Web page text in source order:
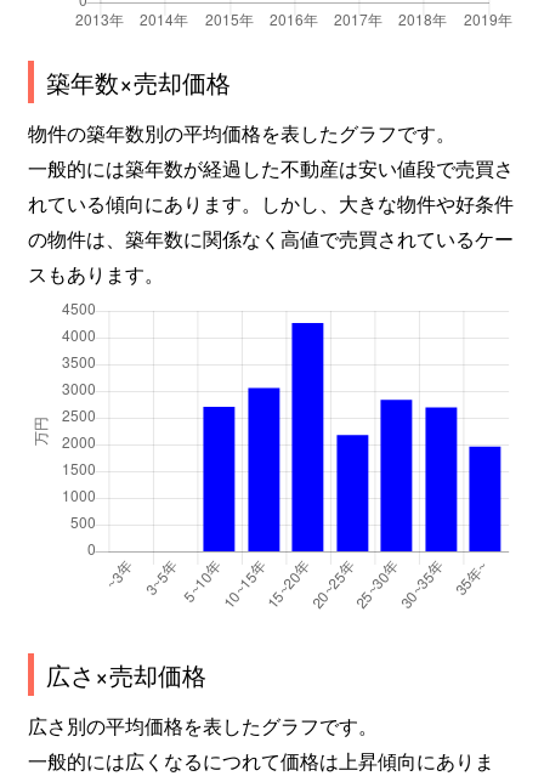
築年数×売却価格
物件の築年数別の平均価格を表したグラフです。
一般的には築年数が経過した不動産は安い値段で売買さ
れている傾向にあります。しかし、大きな物件や好条件
の物件は、築年数に関係なく高値で売買されているケー
スもあります。
広さ×売却価格
広さ別の平均価格を表したグラフです。
一般的には広くなるにつれて価格は上昇傾向にありま